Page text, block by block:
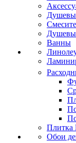
Ванны
Обои